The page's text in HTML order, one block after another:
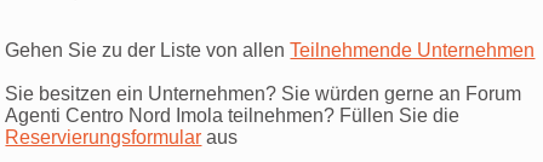
Gehen Sie zu der Liste von allenTeilnehmende Unternehmen
Sie besitzen ein Unternehmen? Sie würden gerne an Forum
Agenti Centro Nord Imola teilnehmen? Füllen Sie die
Reservierungsformular aus